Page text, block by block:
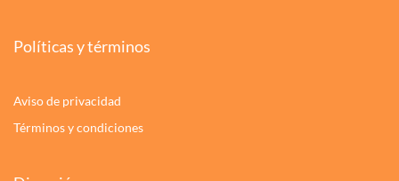
Políticas y términos
Aviso de privacidad
Términos y condiciones